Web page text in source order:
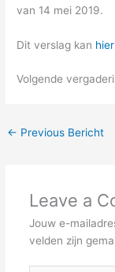
van 14 mei 2019.
Dit verslag kan hier
Volgende
← Previous Bericht
Leave a
Jouw e-
velden zijn